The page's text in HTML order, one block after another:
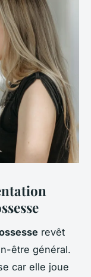
revêt
être général.
car elle joue